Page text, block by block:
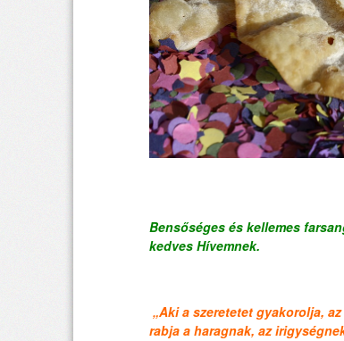
Bensőséges és kellemes
kedves Hívemnek.
„Aki a szeretetet gyakorolja,
rabja a haragnak, az